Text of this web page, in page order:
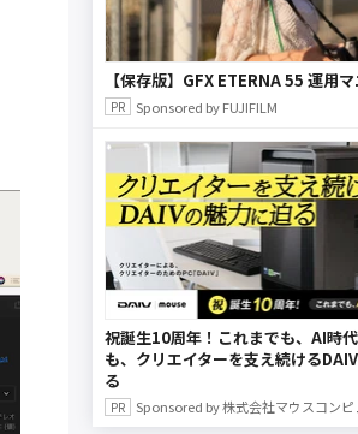
【保存版】GFX ETERNA 55 運用
Sponsored by FUJIFILM
祝誕生10周年！これまでも、AI時
も、クリエイターを支え続ける
る
Sponsored by 株式会社マウスコンピ